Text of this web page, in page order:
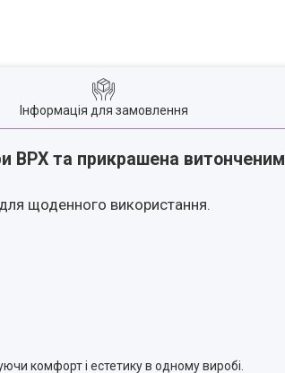
Інформація для замовлення
ВРХ та прикрашена витонченим
щоденного використання.
комфорт і естетику в одному виробі.